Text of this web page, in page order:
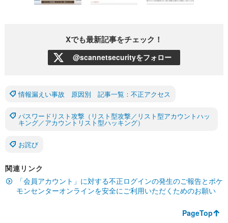
Xでも最新記事をチェック！
@scannetsecurityをフォロー
情報漏えい事故 原因別 記事一覧：不正アクセス
パスワードリスト攻撃（リスト型攻撃／リスト型アカウントハッ
キング／アカウントリスト型ハッキング）
お詫び
関連リンク
「会員アカウント」に対する不正ログインの発生のご報告とポケ
モンセンターオンラインを安全にご利用いただくためのお願い
PageTop